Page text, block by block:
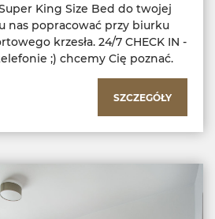
King Size Bed do twojej
nas popracować przy biurku
krzesła. 24/7 CHECK IN -
;) chcemy Cię poznać.
SZCZEGÓŁY